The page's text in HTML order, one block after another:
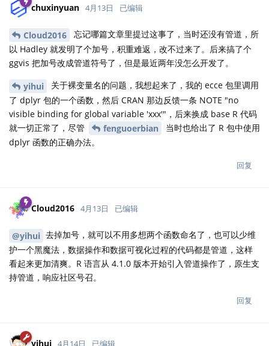
chuxinyuan 4月13日 已编辑
Cloud2016
忘记哪篇文章里提过这事了，当时还没有管道，所
以 Hadley 就发明了个加号，积重难返，改不过来了。后来搞了个
ggvis 把加号改成管道符号了，但是最近两年没怎么开发了。
yihui
关于裸变量名的问题，我想起来了，我的 ecce 包里调用
了 dplyr 包的一个函数，然后 CRAN 那边反馈一条 NOTE "no
visible binding for global variable 'xxx'"，后来换成 base R 代码
就一切正常了，尽管
fenguoerbian
当时也给出了 R 包中使用
dplyr 函数的正确办法。
回复
Cloud2016 4月13日 已编辑
@yihui 去掉加号，就可以不用多想两个函数命名了，也可以少维
护一个黑魔法，数据操作和数据可视化过程的代码都是管道，这样
看起来更加清爽。R 语言从 4.1.0 版本开始引入管道操作了，原生支
持管道，响应社区号召。
回复
yihui 4月14日 已编辑